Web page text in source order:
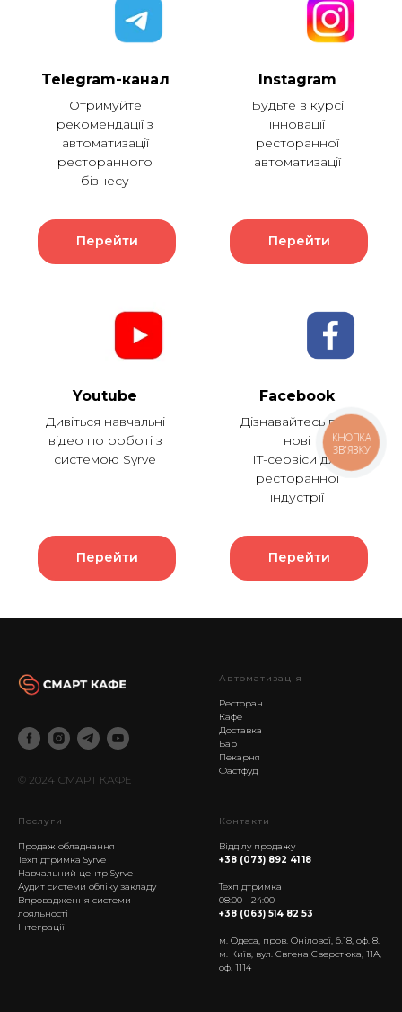
Telegram-канал
Отримуйте
рекомендації з
автоматизації
ресторанного
бізнесу
Перейти
Instagram
Будьте в курсі
інновації
ресторанної
автоматизації
Перейти
Youtube
Дивіться навчальні
відео по роботі з
системою Syrve
Перейти
Facebook
Дізнавайтесь про
нові
IT-сервіси для
ресторанної
індустрії
Перейти
© 2024 СМАРТ КАФЕ
АвтоматизацІя
Ресторан
Кафе
Доставка
Бар
Пекарня
Фастфуд
Послуги
Продаж обладнання
Техпідтримка Syrve
Навчальний центр Syrve
Аудит системи обліку закладу
Впровадження системи
лояльності
Інтеграції
Контакти
Відділу продажу
+38 (073) 892 41 18
Техпідтримка
08:00 - 24:00
+38 (063) 514 82 53
м. Одеса, пров. Онілової, б.18, оф. 8.
м. Київ, вул. Євгена Сверстюка, 11А,
оф. 1114
КНОПКА
ЗВ'ЯЗКУ